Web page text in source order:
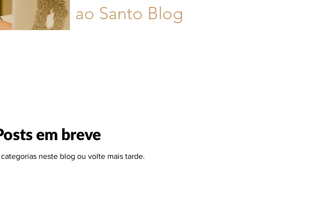
em breve
neste blog ou volte mais tarde.
ao Santo Blog